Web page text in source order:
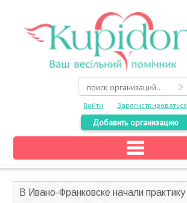
Войти Зарегистрироваться
Добавить организацию
Главная
Каталог
В Ивано-Франковске начали практику